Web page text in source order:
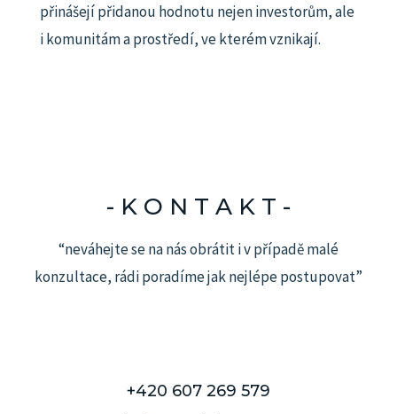
přinášejí přidanou hodnotu nejen investorům, ale
i komunitám a prostředí, ve kterém vznikají.
- K O N T A K T -​
“neváhejte se na nás obrátit i v případě malé
konzultace, rádi poradíme jak nejlépe postupovat”
+420 607 269 579